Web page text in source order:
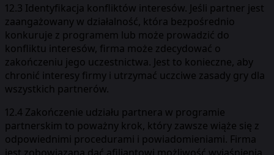
12.3 Identyfikacja konfliktów interesów. Jeśli partner jest
zaangażowany w działalność, która bezpośrednio
konkuruje z programem lub może prowadzić do
konfliktu interesów, firma może zdecydować o
zakończeniu jego uczestnictwa. Jest to konieczne, aby
chronić interesy firmy i utrzymać uczciwe zasady gry dla
wszystkich partnerów.
12.4 Zakończenie udziału partnera w programie
partnerskim to poważny krok, który zawsze wiąże się z
odpowiednimi procedurami i powiadomieniami. Firma